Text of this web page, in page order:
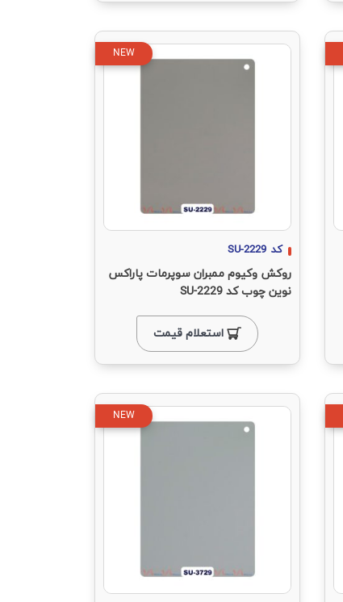
کد SU-2229
روکش وکیوم ممبران سوپرمات پاراکس
نوین چوب کد SU-2229
استعلام قیمت
NEW
NEW